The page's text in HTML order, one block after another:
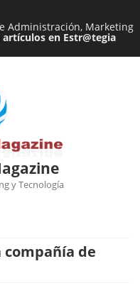
Administración, Marketing
en Estr@tegia
y Tecnología
compañía de